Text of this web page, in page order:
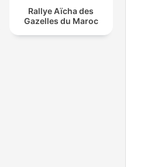
Rallye Aïcha des
Gazelles du Maroc